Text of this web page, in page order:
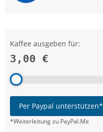
Kaffee ausgeben für:
3,00 €
Per Paypal unterstützen*
*Weiterleitung zu PayPal.Me